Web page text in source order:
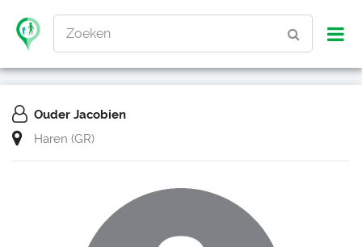
Zoeken
Ouder Jacobien
Haren (GR)